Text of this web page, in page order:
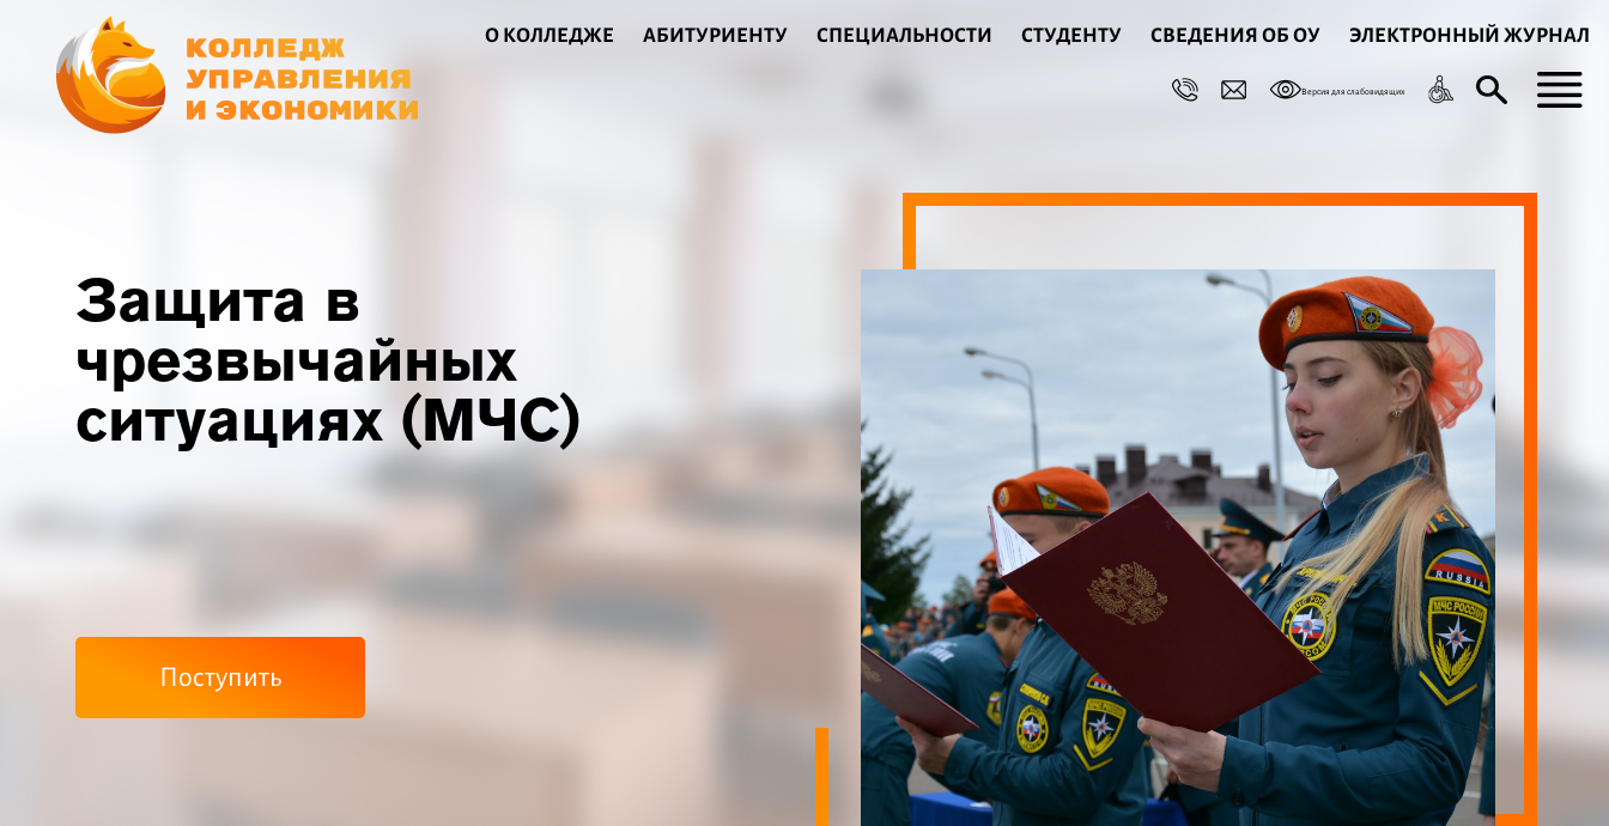
О КОЛЛЕДЖЕ АБИТУРИЕНТУ СПЕЦИАЛЬНОСТИ СТУДЕНТУ СВЕДЕНИЯ ОБ ОУ ЭЛЕКТРОННЫЙ ЖУРНАЛ
Версия для слабовидящих
Защита в
чрезвычайных
ситуациях (МЧС)
Поступить